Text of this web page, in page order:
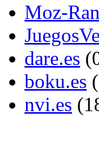
Moz-
dare.es
boku.es
nvi.es